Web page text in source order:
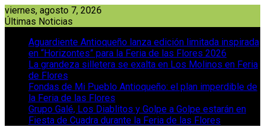
Saltar
al
viernes, agosto 7, 2026
Últimas Noticias
Aguardiente Antioqueño lanza edición limitada inspirada
en “Horizontes” para la Feria de las Flores 2026
La grandeza silletera se exalta en Los Molinos en Feria
de Flores
Fondas de Mi Pueblo Antioqueño: el plan imperdible de
la Feria de las Flores
Grupo Galé, Los Diablitos y Golpe a Golpe estarán en
Fiesta de Cuadra durante la Feria de las Flores